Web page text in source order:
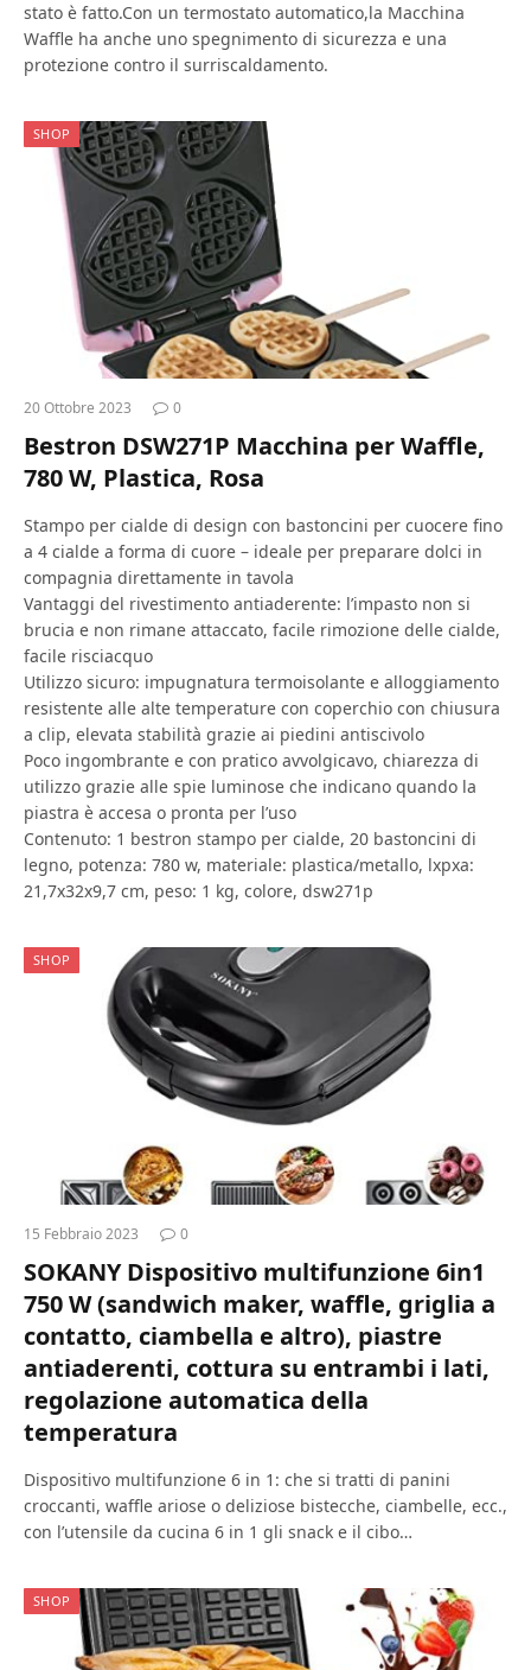
stato è fatto.Con un termostato automatico,la Macchina
Waffle ha anche uno spegnimento di sicurezza e una
protezione contro il surriscaldamento.
SHOP
20 Ottobre 2023 0
Bestron DSW271P Macchina per Waffle,
780 W, Plastica, Rosa
Stampo per cialde di design con bastoncini per cuocere fino
a 4 cialde a forma di cuore – ideale per preparare dolci in
compagnia direttamente in tavola
Vantaggi del rivestimento antiaderente: l’impasto non si
brucia e non rimane attaccato, facile rimozione delle cialde,
facile risciacquo
Utilizzo sicuro: impugnatura termoisolante e alloggiamento
resistente alle alte temperature con coperchio con chiusura
a clip, elevata stabilità grazie ai piedini antiscivolo
Poco ingombrante e con pratico avvolgicavo, chiarezza di
utilizzo grazie alle spie luminose che indicano quando la
piastra è accesa o pronta per l’uso
Contenuto: 1 bestron stampo per cialde, 20 bastoncini di
legno, potenza: 780 w, materiale: plastica/metallo, lxpxa:
21,7x32x9,7 cm, peso: 1 kg, colore, dsw271p
SHOP
15 Febbraio 2023 0
SOKANY Dispositivo multifunzione 6in1
750 W (sandwich maker, waffle, griglia a
contatto, ciambella e altro), piastre
antiaderenti, cottura su entrambi i lati,
regolazione automatica della
temperatura
Dispositivo multifunzione 6 in 1: che si tratti di panini
croccanti, waffle ariose o deliziose bistecche, ciambelle, ecc.,
con l’utensile da cucina 6 in 1 gli snack e il cibo…
SHOP